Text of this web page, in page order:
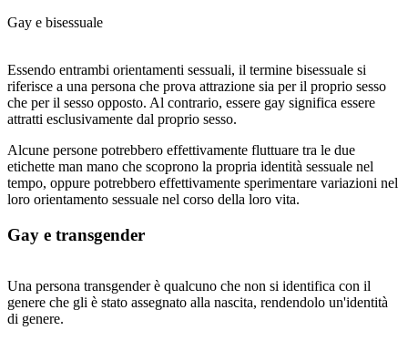
Gay e bisessuale
Essendo entrambi orientamenti sessuali, il termine bisessuale si
riferisce a una persona che prova attrazione sia per il proprio sesso
che per il sesso opposto. Al contrario, essere gay significa essere
attratti esclusivamente dal proprio sesso.
Alcune persone potrebbero effettivamente fluttuare tra le due
etichette man mano che scoprono la propria identità sessuale nel
tempo, oppure potrebbero effettivamente sperimentare variazioni nel
loro orientamento sessuale nel corso della loro vita.
Gay e transgender
Una persona transgender è qualcuno che non si identifica con il
genere che gli è stato assegnato alla nascita, rendendolo un'identità
di genere.